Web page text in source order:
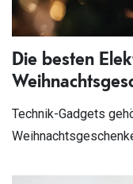
Die besten
Technik-Gadgets